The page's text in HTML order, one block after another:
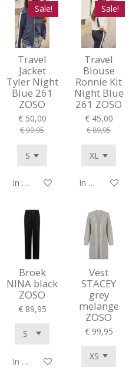
Sale!
Travel
Jacket
Tyler Night
Blue 261
ZOSO
€ 50,00
€ 99,95
In winkelwagen
Sale!
Travel
Blouse
Ronnie Kit
Night Blue
261 ZOSO
€ 45,00
€ 89,95
In winkelwagen
Broek
NINA black
ZOSO
€ 89,95
In winkelwagen
Vest
STACEY
grey
melange
ZOSO
€ 99,95